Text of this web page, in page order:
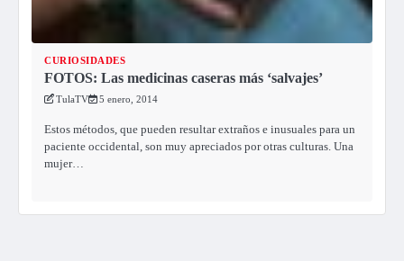
CURIOSIDADES
FOTOS: Las medicinas caseras más ‘salvajes’
TulaTV 5 enero, 2014
Estos métodos, que pueden resultar extraños e inusuales para un
paciente occidental, son muy apreciados por otras culturas. Una
mujer…